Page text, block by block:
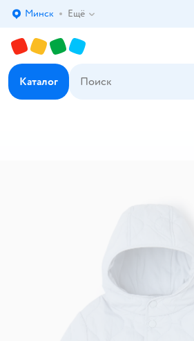
Выбор адреса доставки.
Минск Ещё
Каталог